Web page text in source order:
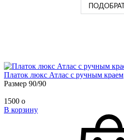
​Платок люкс Атлас с ручным краем
Размер 90/90
1500 o
В корзину